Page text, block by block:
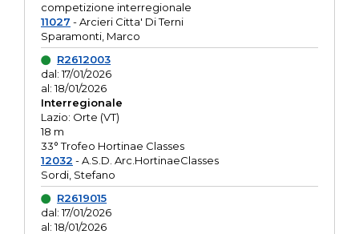
competizione interregionale
11027 - Arcieri Citta' Di Terni
Sparamonti, Marco
R2612003
dal: 17/01/2026
al: 18/01/2026
Interregionale
Lazio: Orte (VT)
18 m
33° Trofeo Hortinae Classes
12032 - A.S.D. Arc.HortinaeClasses
Sordi, Stefano
R2619015
dal: 17/01/2026
al: 18/01/2026